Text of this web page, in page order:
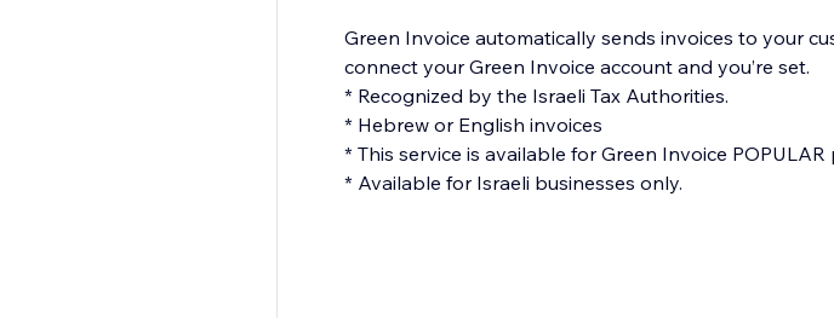
Green Invoice automatically sends invoices to your
connect your Green Invoice account and you’re set.
* Recognized by the Israeli Tax Authorities.
* Hebrew or English invoices
* This service is available for Green Invoice
* Available for Israeli businesses only.